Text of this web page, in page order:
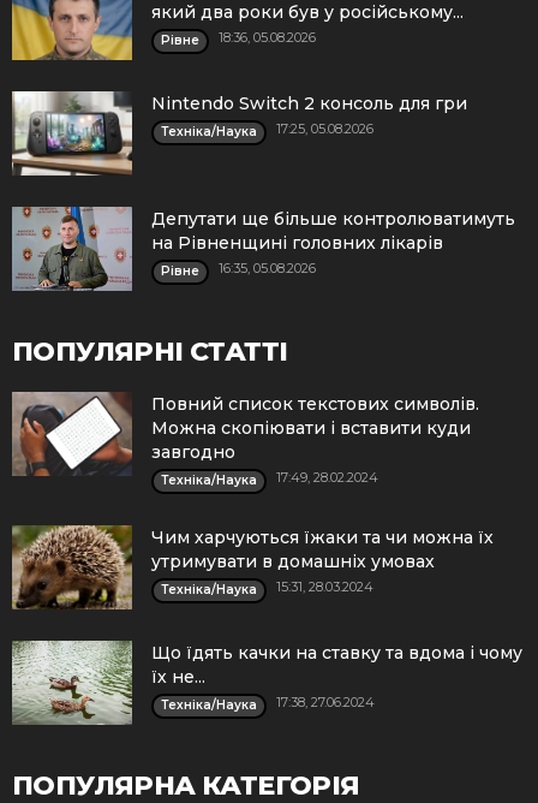
який два роки був у російському...
Рівне 18:36, 05.08.2026
Nintendo Switch 2 консоль для гри
Техніка/Наука 17:25, 05.08.2026
Депутати ще більше контролюватимуть
на Рівненщині головних лікарів
Рівне 16:35, 05.08.2026
ПОПУЛЯРНІ СТАТТІ
Повний список текстових символів.
Можна скопіювати і вставити куди
завгодно
Техніка/Наука 17:49, 28.02.2024
Чим харчуються їжаки та чи можна їх
утримувати в домашніх умовах
Техніка/Наука 15:31, 28.03.2024
Що їдять качки на ставку та вдома і чому
їх не...
Техніка/Наука 17:38, 27.06.2024
ПОПУЛЯРНА КАТЕГОРІЯ